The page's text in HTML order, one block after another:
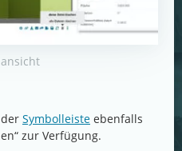
Symbolleiste ebenfalls
zur Verfügung.